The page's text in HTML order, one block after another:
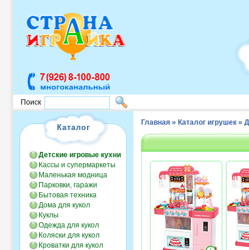
Поиск
Каталог
Детские игровые кухни
Кассы и супермаркеты
Маленькая модница
Парковки, гаражи
Бытовая техника
Дома для кукол
Куклы
Одежда для кукол
Коляски для кукол
Кроватки для кукол
Главная » Каталог игрушек »